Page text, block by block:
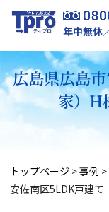
年中無休
広島県広島
家）H
トップページ >事例 >
安佐南区5LDK戸建て